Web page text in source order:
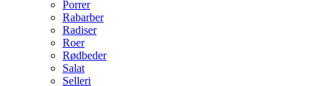
Porrer
Rabarber
Radiser
Roer
Rødbeder
Salat
Selleri